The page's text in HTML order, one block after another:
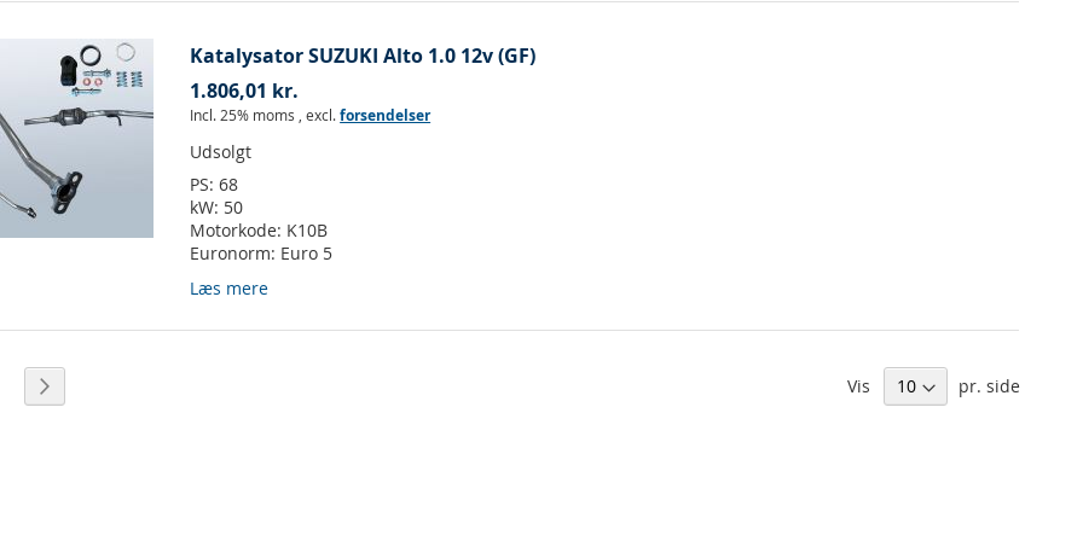
Katalysator SUZUKI Alto 1.0 12v (GF)
1.806,01 kr.
Incl. 25% moms ,excl.forsendelser
Udsolgt
PS:68
kW: 50
Motorkode: K10B
Euronorm: Euro 5
Læs mere
side Vis pr. side